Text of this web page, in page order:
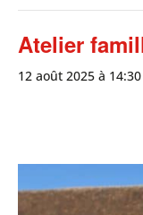
Atelier
12 août 2025 à 14:30